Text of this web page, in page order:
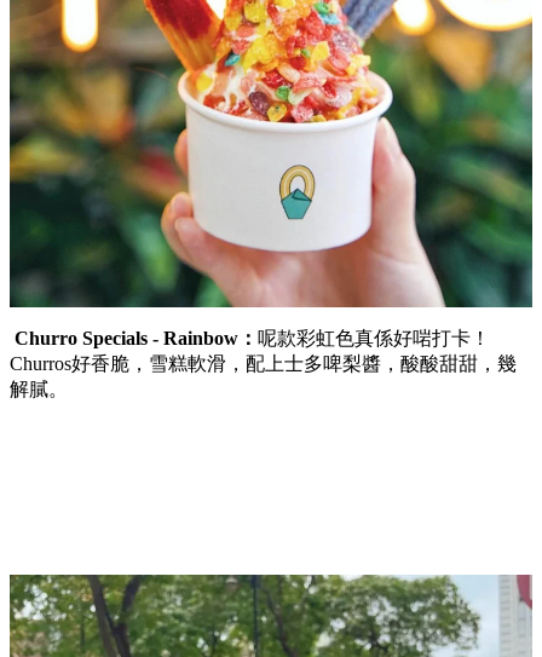
Churro Specials - Rainbow： 呢款彩虹色真係好啱打卡！
Churros好香脆，雪糕軟滑，配上士多啤梨醬，酸酸甜甜，幾
解膩。